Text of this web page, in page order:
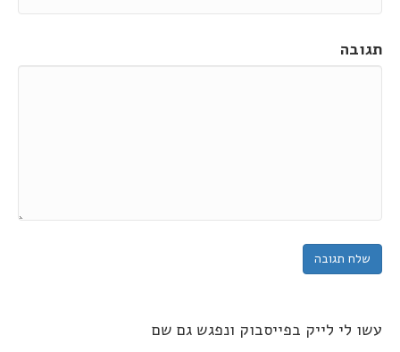
תגובה
עשו לי לייק בפייסבוק ונפגש גם שם